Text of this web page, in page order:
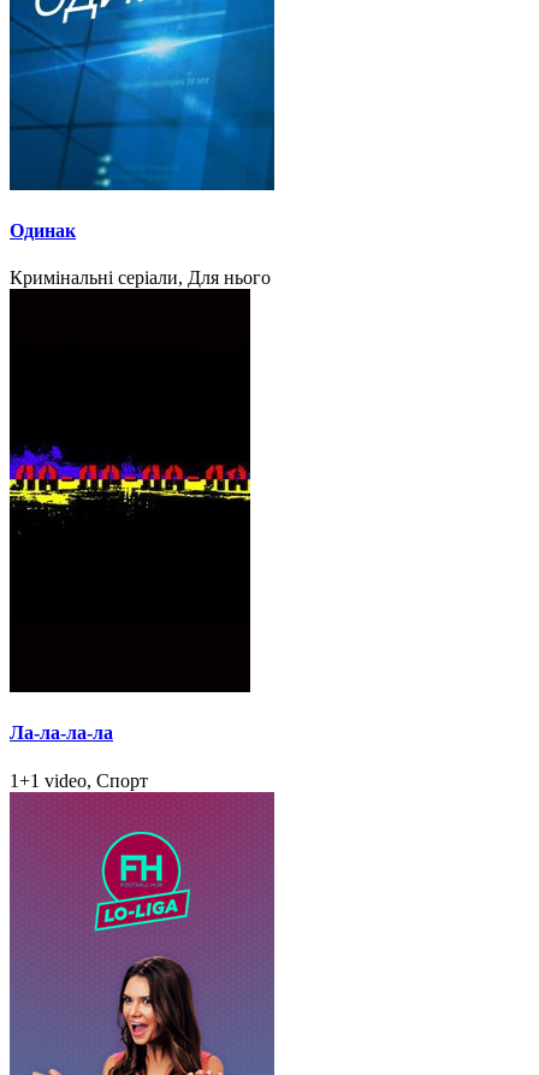
Одинак
Кримінальні серіали, Для нього
Ла-ла-ла-ла
1+1 video, Спорт